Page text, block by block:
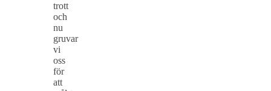
trott
och
nu
gruvar
vi
oss
för
att